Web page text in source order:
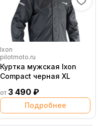
Ixon
pilotmoto.ru
Куртка мужская Ixon
Compact черная XL
от 3 490 ₽
Подробнее